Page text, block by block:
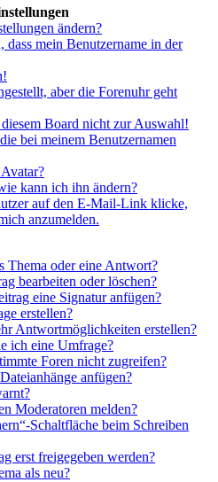
ändern?
mein Benutzername in der
aber die Forenuhr geht
Board nicht zur Auswahl!
bei meinem Benutzernamen
kann ich ihn ändern?
auf den E-Mail-Link klicke,
anzumelden.
Thema oder eine Antwort?
bearbeiten oder löschen?
eine Signatur anfügen?
erstellen?
Antwortmöglichkeiten erstellen?
ich eine Umfrage?
Foren nicht zugreifen?
anfügen?
Moderatoren melden?
Schaltfläche beim Schreiben
erst freigegeben werden?
als neu?